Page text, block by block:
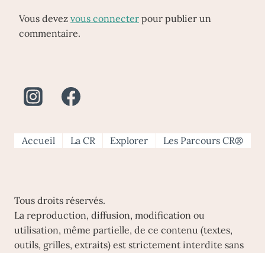
Vous devez vous connecter pour publier un
commentaire.
Accueil La CR Explorer Les Parcours CR®
Tous droits réservés.
La reproduction, diffusion, modification ou
utilisation, même partielle, de ce contenu (textes,
outils, grilles, extraits) est strictement interdite sans